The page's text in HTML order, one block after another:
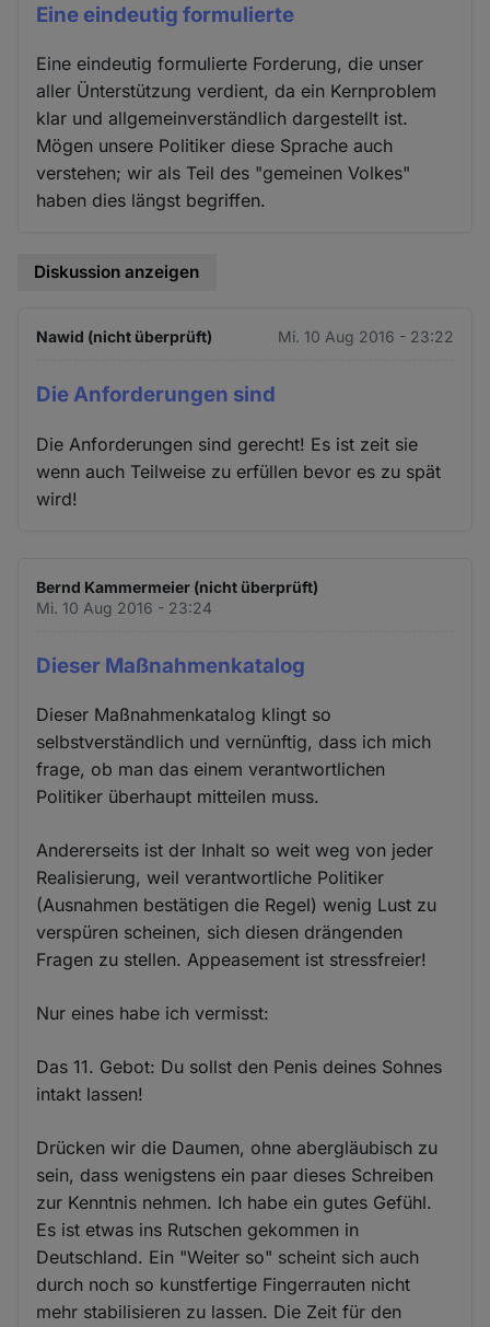
Eine eindeutig formulierte
Eine eindeutig formulierte Forderung, die unser
aller Ünterstützung verdient, da ein Kernproblem
klar und allgemeinverständlich dargestellt ist.
Mögen unsere Politiker diese Sprache auch
verstehen; wir als Teil des "gemeinen Volkes"
haben dies längst begriffen.
Diskussion anzeigen
Nawid (nicht überprüft) Mi. 10 Aug 2016 - 23:22
Die Anforderungen sind
Die Anforderungen sind gerecht! Es ist zeit sie
wenn auch Teilweise zu erfüllen bevor es zu spät
wird!
Bernd Kammermeier (nicht überprüft)
Mi. 10 Aug 2016 - 23:24
Dieser Maßnahmenkatalog
Dieser Maßnahmenkatalog klingt so
selbstverständlich und vernünftig, dass ich mich
frage, ob man das einem verantwortlichen
Politiker überhaupt mitteilen muss.
Andererseits ist der Inhalt so weit weg von jeder
Realisierung, weil verantwortliche Politiker
(Ausnahmen bestätigen die Regel) wenig Lust zu
verspüren scheinen, sich diesen drängenden
Fragen zu stellen. Appeasement ist stressfreier!
Nur eines habe ich vermisst:
Das 11. Gebot: Du sollst den Penis deines Sohnes
intakt lassen!
Drücken wir die Daumen, ohne abergläubisch zu
sein, dass wenigstens ein paar dieses Schreiben
zur Kenntnis nehmen. Ich habe ein gutes Gefühl.
Es ist etwas ins Rutschen gekommen in
Deutschland. Ein "Weiter so" scheint sich auch
durch noch so kunstfertige Fingerrauten nicht
mehr stabilisieren zu lassen. Die Zeit für den